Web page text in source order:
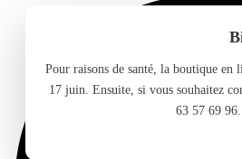
Pour raisons de santé, la boutique
17 juin. Ensuite, si vous souhaitez
63 57 69